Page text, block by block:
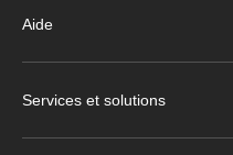
Aide
Services et solutions